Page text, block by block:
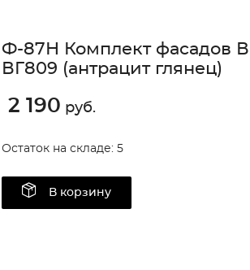
Ф-87Н Комплект фасадов
ВГ809 (антрацит глянец)
2 190 руб.
Остаток на складе: 5
В корзину